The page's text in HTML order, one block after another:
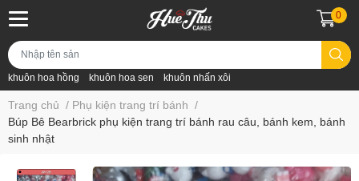
khuôn hoa hồng khuôn hoa sen khuôn nhấn xôi
0
Trang chủ / Phụ kiện trang trí bánh /
Búp Bê Bearbrick phụ kiện trang trí bánh rau câu, bánh kem, bánh
sinh nhật